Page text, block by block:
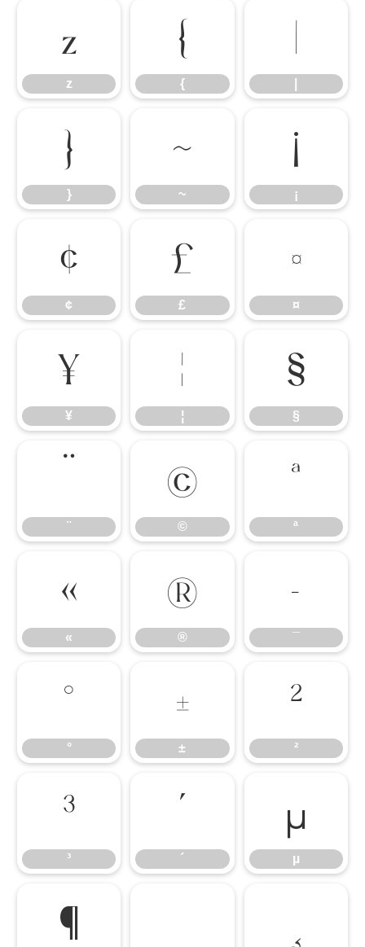
z
z {
{ |
}
} ~
~ ¡¡
¢
¢ £
£ ¤
¤
¥
¥ ¦¦ §
§
¨
¨ ©
© ª
ª
«
« ®
® ¯
¯
°
° ±
± ²
²
³
³ ´
´ µ
µ
¶ ¸